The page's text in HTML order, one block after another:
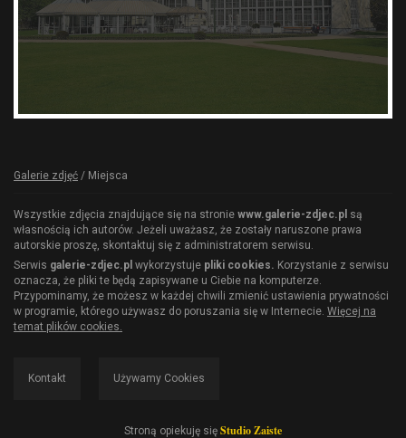
Galerie zdjęć / Miejsca
Wszystkie zdjęcia znajdujące się na stronie www.galerie-zdjec.pl są
własnością ich autorów. Jeżeli uważasz, że zostały naruszone prawa
autorskie proszę, skontaktuj się z administratorem serwisu.
Serwis galerie-zdjec.pl wykorzystuje pliki cookies. Korzystanie z serwisu
oznacza, że pliki te będą zapisywane u Ciebie na komputerze.
Przypominamy, że możesz w każdej chwili zmienić ustawienia prywatności
w programie, którego używasz do poruszania się w Internecie. Więcej na
temat plików cookies.
Kontakt Używamy Cookies
Stroną opiekuję się Studio Zaiste